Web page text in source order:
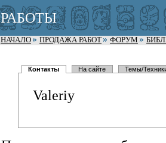
РАБОТЫ
НАЧАЛО ПРОДАЖА РАБОТ ФОРУМ
Контакты На сайте Темы/
Valeriy